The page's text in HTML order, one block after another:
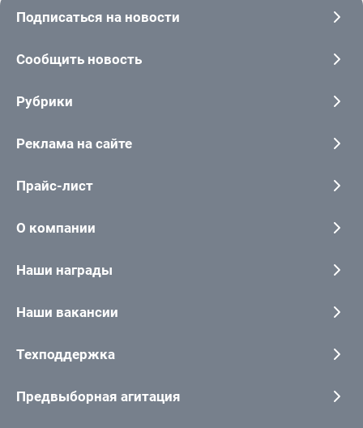
Подписаться на новости
Сообщить новость
Рубрики
Реклама на сайте
Прайс-лист
О компании
Наши награды
Наши вакансии
Техподдержка
Предвыборная агитация